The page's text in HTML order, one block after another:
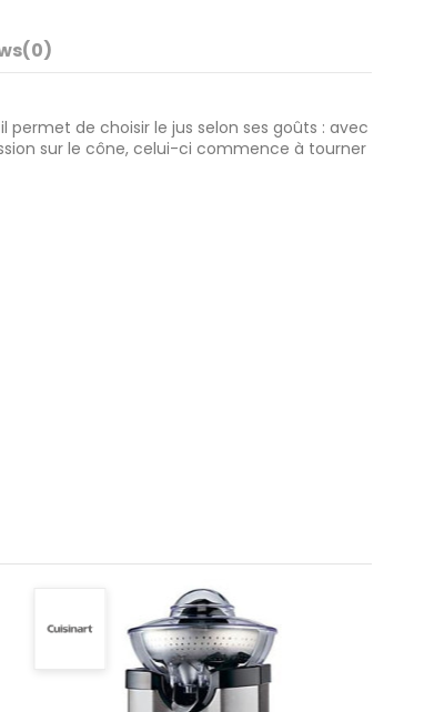
(0)
de choisir le jus selon ses goûts : avec
sur le cône, celui-ci commence à tourner